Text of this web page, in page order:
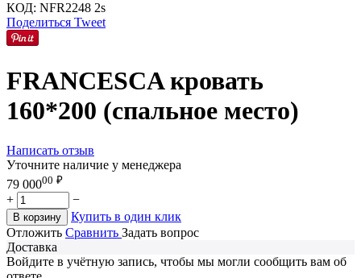
КОД: NFR2248 2s
Поделиться Tweet
FRANCESCA кровать
160*200 (спальное место)
Написать отзыв
Уточните наличие у менеджера
79 00000 ₽
+ −
В корзину
Купить в один клик
Отложить Сравнить Задать вопрос
Доставка
Войдите в учётную запись, чтобы мы могли сообщить вам об